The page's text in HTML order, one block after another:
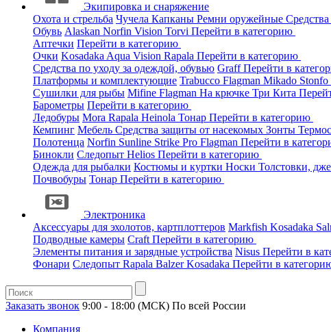
Экипировка и снаряжение
Охота и стрельба Чучела Капканы Ремни оружейные
Обувь Alaskan Norfin Vision Torvi Перейти в категорию
Аптечки Перейти в категорию
Очки Kosadaka Aqua Vision Rapala Перейти в категорию
Средства по уходу за одеждой, обувью GraffПерейти в
Платформы и комплектующие Trabucco Flagman Mikado Stonfo
Сушилки для рыбы Mifine Flagman На крючке Три Кита
Барометры Перейти в категорию
Ледобуры Mora Rapala Heinola Тонар Перейти в категорию
Кемпинг Мебель Средства защиты от насекомых Зонты
Полотенца Norfin Sunline Strike Pro Flagman Перейти в
Бинокли Следопыт Helios Перейти в категорию
Одежда для рыбалки Костюмы и куртки Носки Толстовки,
Почвобуры Тонар Перейти в категорию
Электроника
Аксессуары для эхолотов, картплоттеров Markfish Kosadaka
Подводные камеры Craft Перейти в категорию
Элементы питания и зарядные устройства Nisus Перейти в
Фонари Следопыт Rapala BalzerKosadaka Перейти в
Заказать звонок 9:00 - 18:00 (МСК) По всей России
Компания